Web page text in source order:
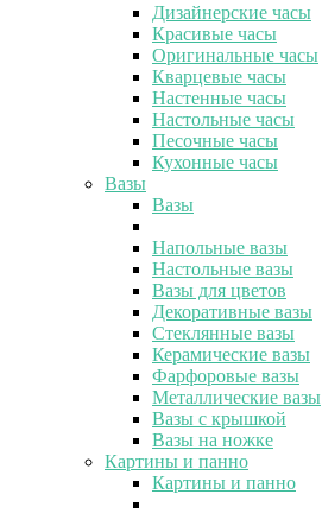
Дизайнерские часы
Красивые часы
Оригинальные часы
Кварцевые часы
Настенные часы
Настольные часы
Песочные часы
Кухонные часы
Вазы
Вазы
Напольные вазы
Настольные вазы
Вазы для цветов
Декоративные вазы
Стеклянные вазы
Керамические вазы
Фарфоровые вазы
Металлические вазы
Вазы с крышкой
Вазы на ножке
Картины и панно
Картины и панно